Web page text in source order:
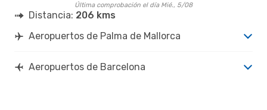
Última comprobación el día Mié., 5/08
Distancia: 206 kms
Aeropuertos de Palma de Mallorca
Aeropuertos de Barcelona